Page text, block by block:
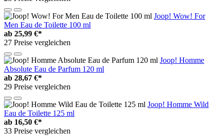
Joop! Wow! For
Men Eau de Toilette 100 ml
ab 25,99 €*
27 Preise vergleichen
Joop! Homme
Absolute Eau de Parfum 120 ml
ab 28,67 €*
29 Preise vergleichen
Joop! Homme Wild
Eau de Toilette 125 ml
ab 16,50 €*
33 Preise vergleichen